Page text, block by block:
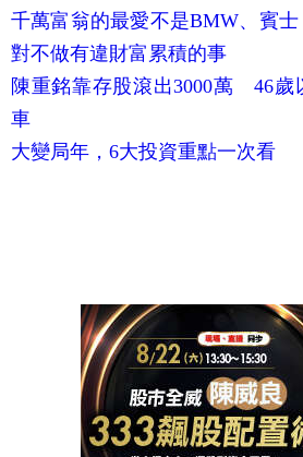
千萬富翁的最愛不是BMW、賓
對不做有違財富累積的事
陳重銘靠存股滾出3000萬 46歲
車
大變局年，6大投資重點一次看